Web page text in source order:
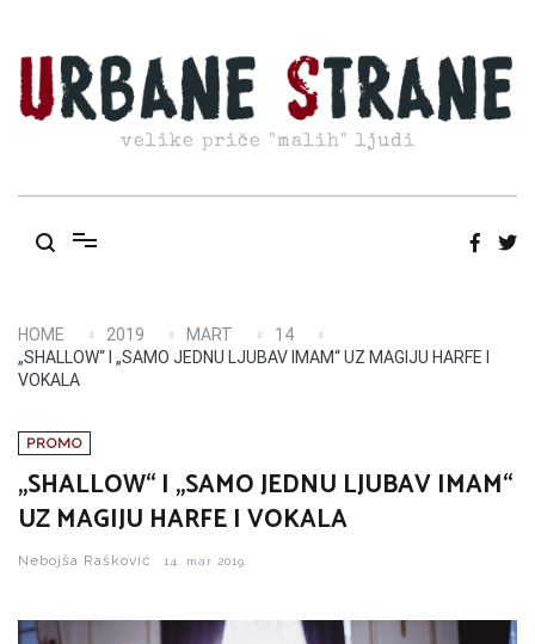
content
velike priče "malih" ljudi
HOME 2019 MART
14
„SHALLOW“ I „SAMO JEDNU LJUBAV IMAM“ UZ MAGIJU HARFE I
VOKALA
PROMO
„SHALLOW“ I „SAMO JEDNU LJUBAV IMAM“
UZ MAGIJU HARFE I VOKALA
Nebojša Rašković 14. mar 2019.